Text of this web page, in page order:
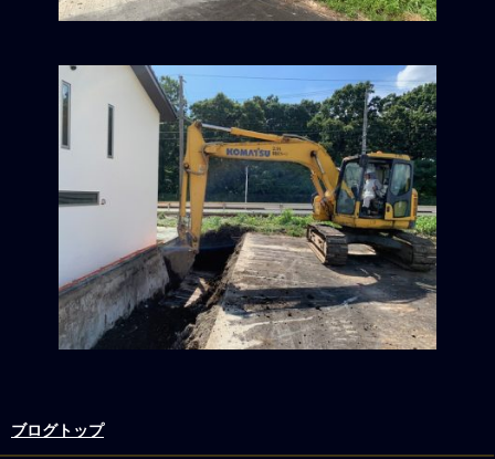
ブログトップ